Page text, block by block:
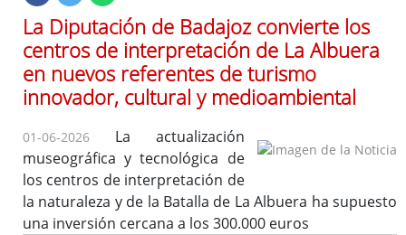
Lista
de
distribución
La Diputación de Badajoz convierte los
centros de interpretación de La Albuera
en nuevos referentes de turismo
innovador, cultural y medioambiental
01-06-2026 La actualización
museográfica y tecnológica de
los centros de interpretación de
la naturaleza y de la Batalla de La Albuera ha supuesto
una inversión cercana a los 300.000 euros